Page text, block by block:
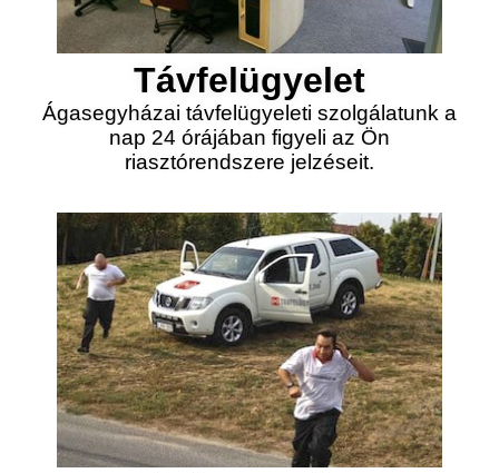
Távfelügyelet
Ágasegyházai távfelügyeleti szolgálatunk a
nap 24 órájában figyeli az Ön
riasztórendszere jelzéseit.